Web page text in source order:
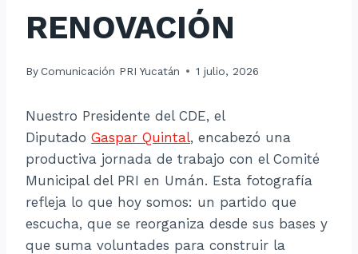
RENOVACIÓN
By Comunicación PRI Yucatán 1 julio, 2026
Nuestro Presidente del CDE, el
Diputado Gaspar Quintal, encabezó una
productiva jornada de trabajo con el Comité
Municipal del PRI en Umán. Esta fotografía
refleja lo que hoy somos: un partido que
escucha, que se reorganiza desde sus bases y
que suma voluntades para construir la